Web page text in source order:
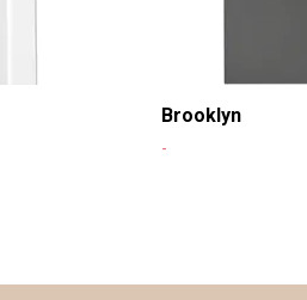
Brooklyn
-